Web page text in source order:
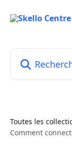
Toutes les
Comment